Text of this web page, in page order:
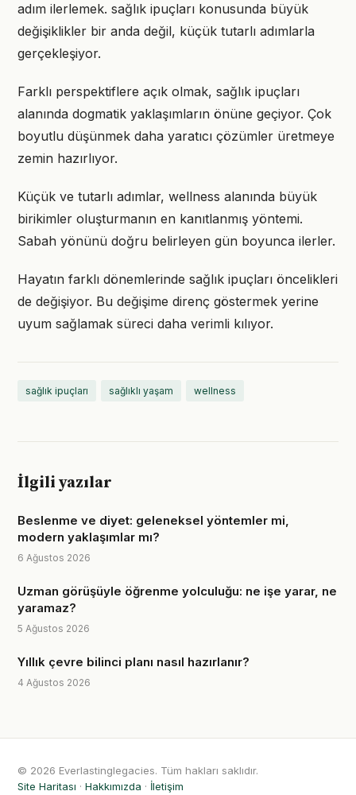
adım ilerlemek. sağlık ipuçları konusunda büyük
değişiklikler bir anda değil, küçük tutarlı adımlarla
gerçekleşiyor.
Farklı perspektiflere açık olmak, sağlık ipuçları
alanında dogmatik yaklaşımların önüne geçiyor. Çok
boyutlu düşünmek daha yaratıcı çözümler üretmeye
zemin hazırlıyor.
Küçük ve tutarlı adımlar, wellness alanında büyük
birikimler oluşturmanın en kanıtlanmış yöntemi.
Sabah yönünü doğru belirleyen gün boyunca ilerler.
Hayatın farklı dönemlerinde sağlık ipuçları öncelikleri
de değişiyor. Bu değişime direnç göstermek yerine
uyum sağlamak süreci daha verimli kılıyor.
sağlık ipuçları sağlıklı yaşam wellness
İlgili yazılar
Beslenme ve diyet: geleneksel yöntemler mi,
modern yaklaşımlar mı?
6 Ağustos 2026
Uzman görüşüyle öğrenme yolculuğu: ne işe yarar, ne
yaramaz?
5 Ağustos 2026
Yıllık çevre bilinci planı nasıl hazırlanır?
4 Ağustos 2026
© 2026 Everlastinglegacies. Tüm hakları saklıdır.
Site Haritası · Hakkımızda · İletişim